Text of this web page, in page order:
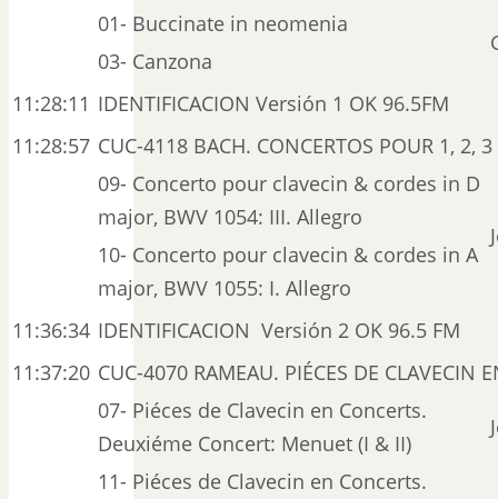
01- Buccinate in neomenia
03- Canzona
11:28:11 IDENTIFICACION Versión 1 OK 96.5FM
11:28:57 CUC-4118 BACH. CONCERTOS POUR 1, 2,
09- Concerto pour clavecin & cordes in D
major, BWV 1054: III. Allegro
10- Concerto pour clavecin & cordes in A
major, BWV 1055: I. Allegro
11:36:34 IDENTIFICACION Versión 2 OK 96.5 FM
11:37:20 CUC-4070 RAMEAU. PIÉCES DE CLAVECIN
07- Piéces de Clavecin en Concerts.
Deuxiéme Concert: Menuet (I & II)
11- Piéces de Clavecin en Concerts.